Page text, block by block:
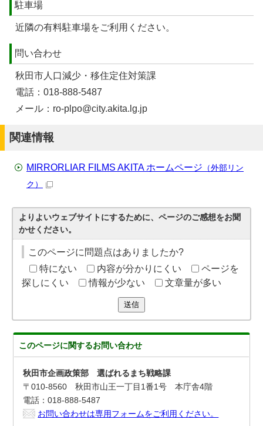
駐車場
近隣の有料駐車場をご利用ください。
問い合わせ
秋田市人口減少・移住定住対策課
電話：018-888-5487
メール：ro-plpo@city.akita.lg.jp
関連情報
MIRRORLIAR FILMS AKITA ホームページ （外部リン
ク）
よりよいウェブサイトにするために、ページのご感想をお聞
かせください。
このページに問題点はありましたか?
特にない
内容が分かりにくい
ページを
探しにくい
情報が少ない 文章量が多い
送信
このページに関するお問い合わせ
秋田市企画政策部 選ばれるまち戦略課
〒010-8560 秋田市山王一丁目1番1号 本庁舎4階
電話：018-888-5487
お問い合わせは専用フォームをご利用ください。